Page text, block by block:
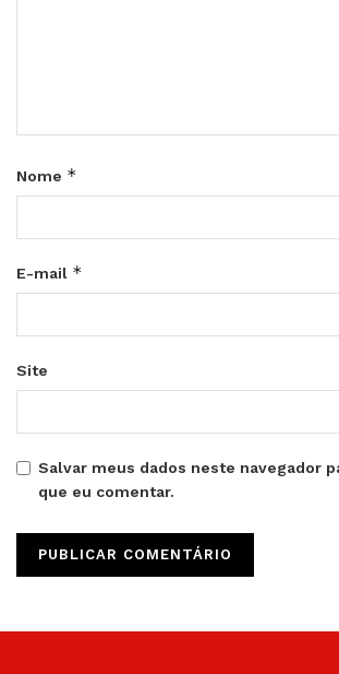
Nome *
E-mail *
Site
Salvar meus dados neste navegador
que eu comentar.